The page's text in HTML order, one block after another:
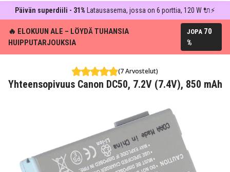
Päivän superdiili - 31% Latausasema, jossa on 6 porttia, 120 W 🔌⚡
🔥 ELOKUUN ALE – LÖYDÄ TUHANSIA
HUIPPUTARJOUKSIA
JOPA 70
%
(7 Arvostelut)
Yhteensopivuus Canon DC50, 7.2V (7.4V), 850 mAh